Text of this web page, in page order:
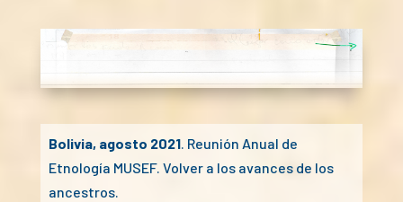
Bolivia, agosto 2021. Reunión Anual de
Etnología MUSEF. Volver a los avances de los
ancestros.